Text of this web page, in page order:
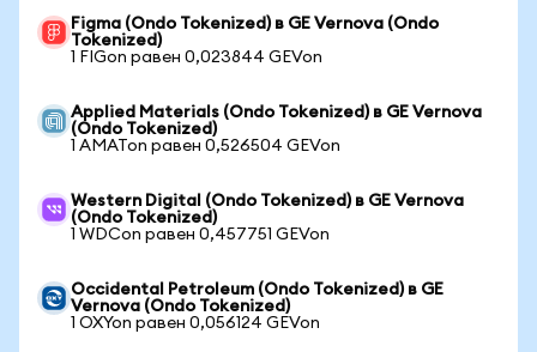
Figma (Ondo Tokenized) в GE Vernova (Ondo
Tokenized)
1 FIGon равен 0,023844 GEVon
Applied Materials (Ondo Tokenized) в GE Vernova
(Ondo Tokenized)
1 AMATon равен 0,526504 GEVon
Western Digital (Ondo Tokenized) в GE Vernova
(Ondo Tokenized)
1 WDCon равен 0,457751 GEVon
Occidental Petroleum (Ondo Tokenized) в GE
Vernova (Ondo Tokenized)
1 OXYon равен 0,056124 GEVon